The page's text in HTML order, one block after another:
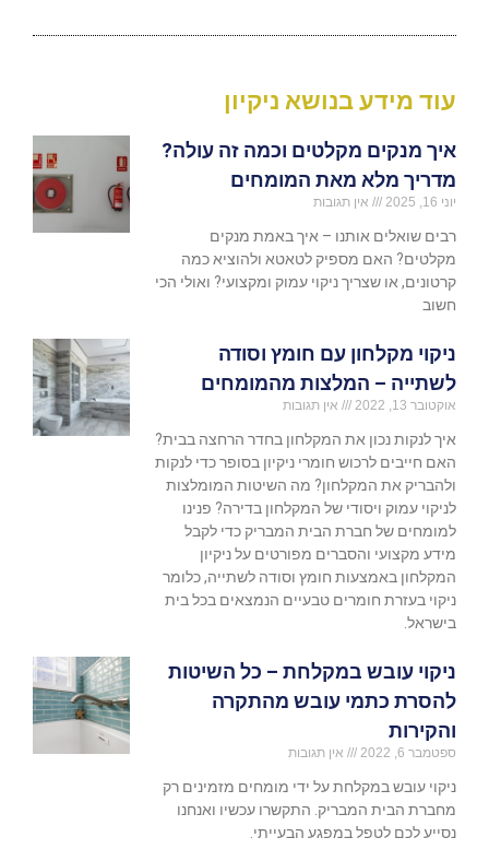
עוד מידע בנושא ניקיון
איך מנקים מקלטים וכמה זה עולה?
מדריך מלא מאת המומחים
יוני 16, 2025 אין תגובות
רבים שואלים אותנו – איך באמת מנקים
מקלטים? האם מספיק לטאטא ולהוציא כמה
קרטונים, או שצריך ניקוי עמוק ומקצועי? ואולי הכי
חשוב
ניקוי מקלחון עם חומץ וסודה
לשתייה – המלצות מהמומחים
אוקטובר 13, 2022 אין תגובות
איך לנקות נכון את המקלחון בחדר הרחצה בבית?
האם חייבים לרכוש חומרי ניקיון בסופר כדי לנקות
ולהבריק את המקלחון? מה השיטות המומלצות
לניקוי עמוק ויסודי של המקלחון בדירה? פנינו
למומחים של חברת הבית המבריק כדי לקבל
מידע מקצועי והסברים מפורטים על ניקיון
המקלחון באמצעות חומץ וסודה לשתייה, כלומר
ניקוי בעזרת חומרים טבעיים הנמצאים בכל בית
בישראל.
ניקוי עובש במקלחת – כל השיטות
להסרת כתמי עובש מהתקרה
והקירות
ספטמבר 6, 2022 אין תגובות
ניקוי עובש במקלחת על ידי מומחים מזמינים רק
מחברת הבית המבריק. התקשרו עכשיו ואנחנו
נסייע לכם לטפל במפגע הבעייתי.